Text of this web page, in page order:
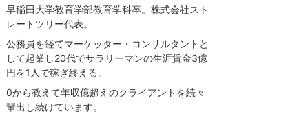
早稲田大学教育学部教育学科卒。株式会社スト
レートツリー代表。
公務員を経てマーケッター・コンサルタントと
して起業し20代でサラリーマンの生涯賃金3億
円を1人で稼ぎ終える。
0から教えて年収億超えのクライアントを続々
輩出し続けています。